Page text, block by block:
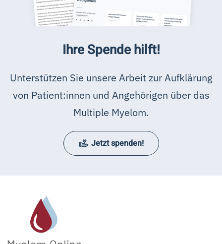
Ihre Spende hilft!
Unterstützen Sie unsere Arbeit zur Aufklärung
von Patient:innen und Angehörigen über das
Multiple Myelom.
Jetzt spenden!